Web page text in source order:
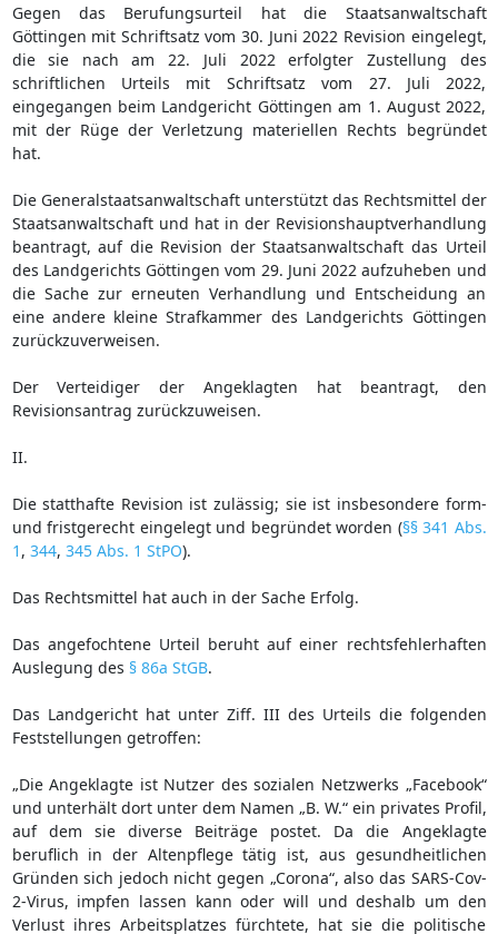
Gegen das Berufungsurteil hat die Staatsanwaltschaft
Göttingen mit Schriftsatz vom 30. Juni 2022 Revision eingelegt,
die sie nach am 22. Juli 2022 erfolgter Zustellung des
schriftlichen Urteils mit Schriftsatz vom 27. Juli 2022,
eingegangen beim Landgericht Göttingen am 1. August 2022,
mit der Rüge der Verletzung materiellen Rechts begründet
hat.
Die Generalstaatsanwaltschaft unterstützt das Rechtsmittel der
Staatsanwaltschaft und hat in der Revisionshauptverhandlung
beantragt, auf die Revision der Staatsanwaltschaft das Urteil
des Landgerichts Göttingen vom 29. Juni 2022 aufzuheben und
die Sache zur erneuten Verhandlung und Entscheidung an
eine andere kleine Strafkammer des Landgerichts Göttingen
zurückzuverweisen.
Der Verteidiger der Angeklagten hat beantragt, den
Revisionsantrag zurückzuweisen.
II.
Die statthafte Revision ist zulässig; sie ist insbesondere form-
und fristgerecht eingelegt und begründet worden (§§ 341 Abs.
1 , 344, 345 Abs. 1 StPO).
Das Rechtsmittel hat auch in der Sache Erfolg.
Das angefochtene Urteil beruht auf einer rechtsfehlerhaften
Auslegung des § 86a StGB.
Das Landgericht hat unter Ziff. III des Urteils die folgenden
Feststellungen getroffen:
„Die Angeklagte ist Nutzer des sozialen Netzwerks „Facebook“
und unterhält dort unter dem Namen „B. W.“ ein privates Profil,
auf dem sie diverse Beiträge postet. Da die Angeklagte
beruflich in der Altenpflege tätig ist, aus gesundheitlichen
Gründen sich jedoch nicht gegen „Corona“, also das SARS-Cov-
2-Virus, impfen lassen kann oder will und deshalb um den
Verlust ihres Arbeitsplatzes fürchtete, hat sie die politische